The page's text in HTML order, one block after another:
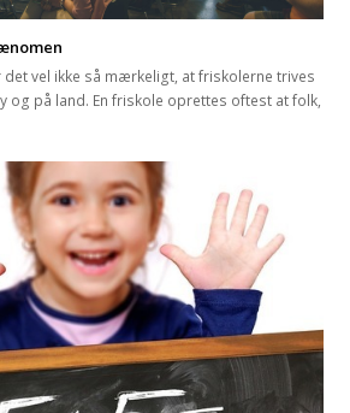
det vel ikke så mærkeligt, at friskolerne trives
og på land. En friskole oprettes oftest at folk,